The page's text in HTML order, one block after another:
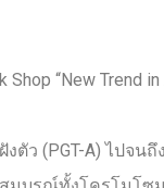
“New Trend
ว (PGT-A) ไปจน